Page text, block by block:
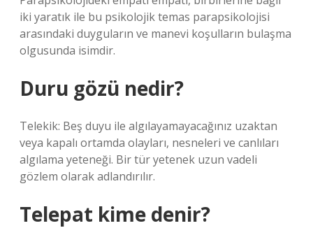
iki yaratık ile bu psikolojik temas parapsikolojisi
arasındaki duyguların ve manevi koşulların bulaşma
olgusunda isimdir.
Duru gözü nedir?
Telekik: Beş duyu ile algılayamayacağınız uzaktan
veya kapalı ortamda olayları, nesneleri ve canlıları
algılama yeteneği. Bir tür yetenek uzun vadeli
gözlem olarak adlandırılır.
Telepat kime denir?